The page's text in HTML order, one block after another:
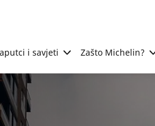
i savjeti Zašto Michelin?